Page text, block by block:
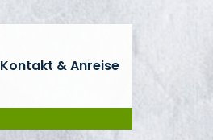
Kontakt & Anreise